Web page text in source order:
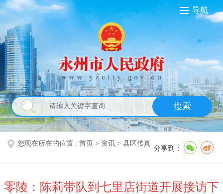
导航
搜索
您现在所在的位置 : 首页 > 资讯 > 县区传真
分享到：
零陵：陈莉带队到七里店街道开展接访下